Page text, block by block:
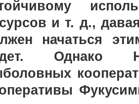
и т. д.,
начаться
Однако